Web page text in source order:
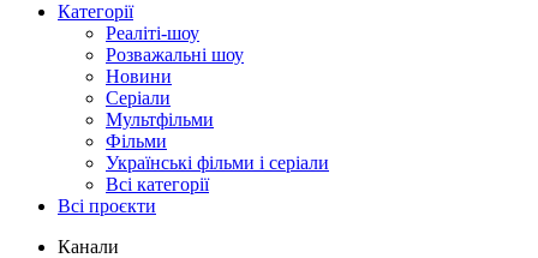
Категорії
Реаліті-шоу
Розважальні шоу
Новини
Серіали
Мультфільми
Фільми
Українські фільми і серіали
Всі категорії
Всі проєкти
Канали